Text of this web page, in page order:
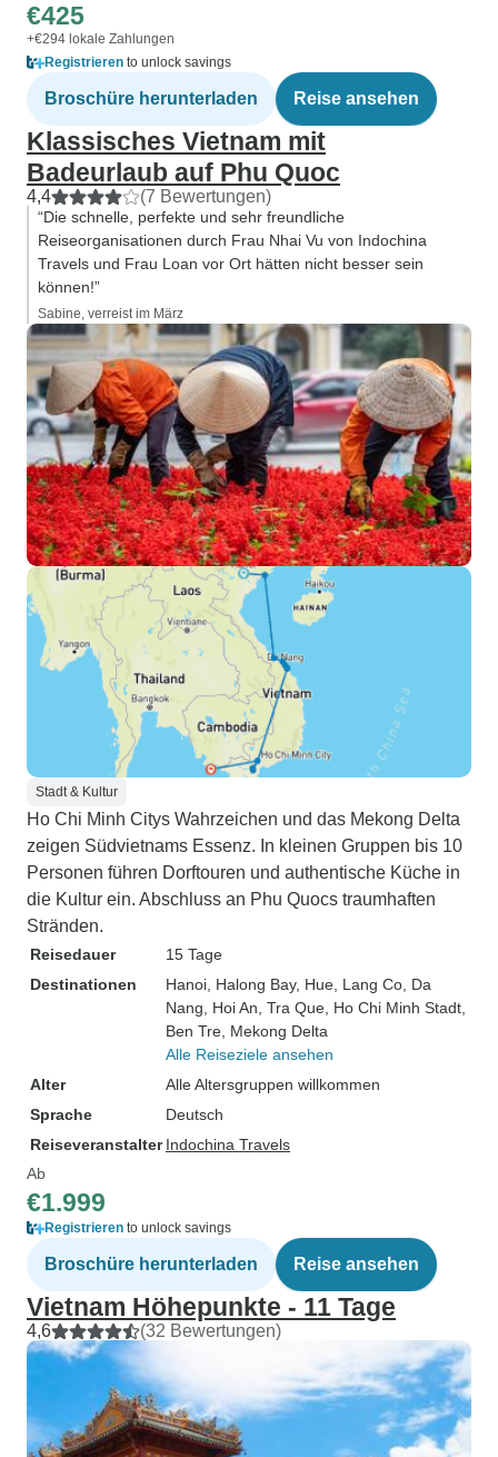
€425
+€294 lokale Zahlungen
Registrieren to unlock savings
Broschüre herunterladen Reise ansehen
Klassisches Vietnam mit
Badeurlaub auf Phu Quoc
4,4 (7 Bewertungen)
“Die schnelle, perfekte und sehr freundliche
Reiseorganisationen durch Frau Nhai Vu von Indochina
Travels und Frau Loan vor Ort hätten nicht besser sein
können!”
Sabine, verreist im März
Stadt & Kultur
Ho Chi Minh Citys Wahrzeichen und das Mekong Delta
zeigen Südvietnams Essenz. In kleinen Gruppen bis 10
Personen führen Dorftouren und authentische Küche in
die Kultur ein. Abschluss an Phu Quocs traumhaften
Stränden.
Reisedauer
15 Tage
Destinationen
Hanoi , Halong Bay, Hue , Lang Co , Da
Nang , Hoi An , Tra Que , Ho Chi Minh Stadt
Ben Tre , Mekong Delta
Alle Reiseziele ansehen
Alter
Alle Altersgruppen willkommen
Sprache
Deutsch
Reiseveranstalter Indochina Travels
Ab
€1.999
Registrieren to unlock savings
Broschüre herunterladen Reise ansehen
Vietnam Höhepunkte - 11 Tage
4,6 (32 Bewertungen)